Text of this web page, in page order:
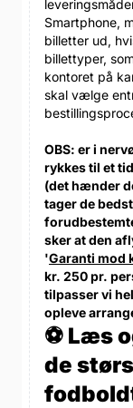
Smartphone,
billetter ud,
billettyper,
kontoret på
skal vælge
OBS: er i
rykkes til et
(det hænder
tager de
sker at den
'Garanti mod
kr. 250 pr.
tilpasser vi
opleve
⚽ Læs
de